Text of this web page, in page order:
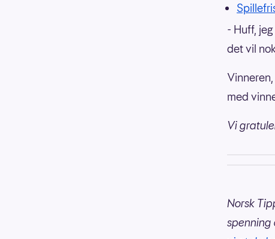
- Huff,
det vil
med
Vi
Norsk
spenning